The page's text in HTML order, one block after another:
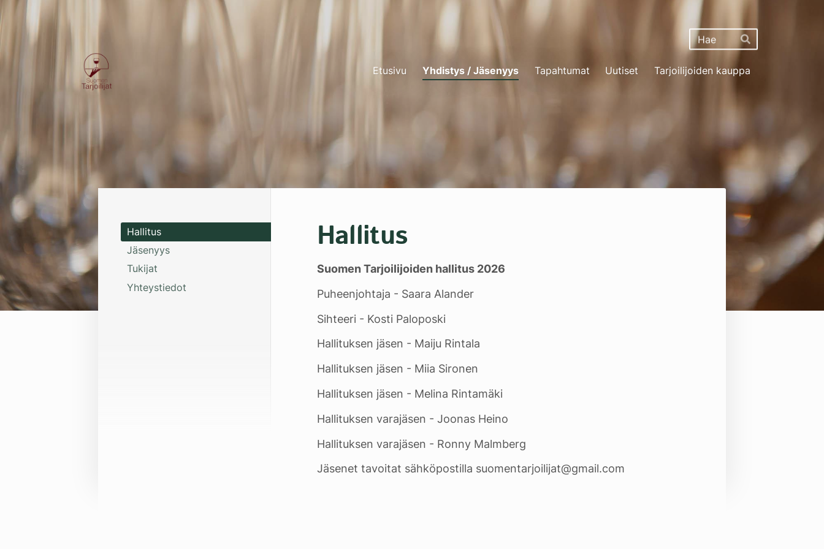
Siirry
sivun
Hae
Suomen Tarjoilijat-kilta ry
Etusivu Yhdistys / Jäsenyys Tapahtumat Uutiset Tarjoilijoiden kauppa
Hallitus
Jäsenyys
Tukijat
Yhteystiedot
Hallitus
Suomen Tarjoilijoiden hallitus 2026
Puheenjohtaja - Saara Alander
Sihteeri - Kosti Paloposki
Hallituksen jäsen - Maiju Rintala
Hallituksen jäsen - Miia Sironen
Hallituksen jäsen - Melina Rintamäki
Hallituksen varajäsen - Joonas Heino
Hallituksen varajäsen - Ronny Malmberg
Jäsenet tavoitat sähköpostilla suomentarjoilijat@gmail.com